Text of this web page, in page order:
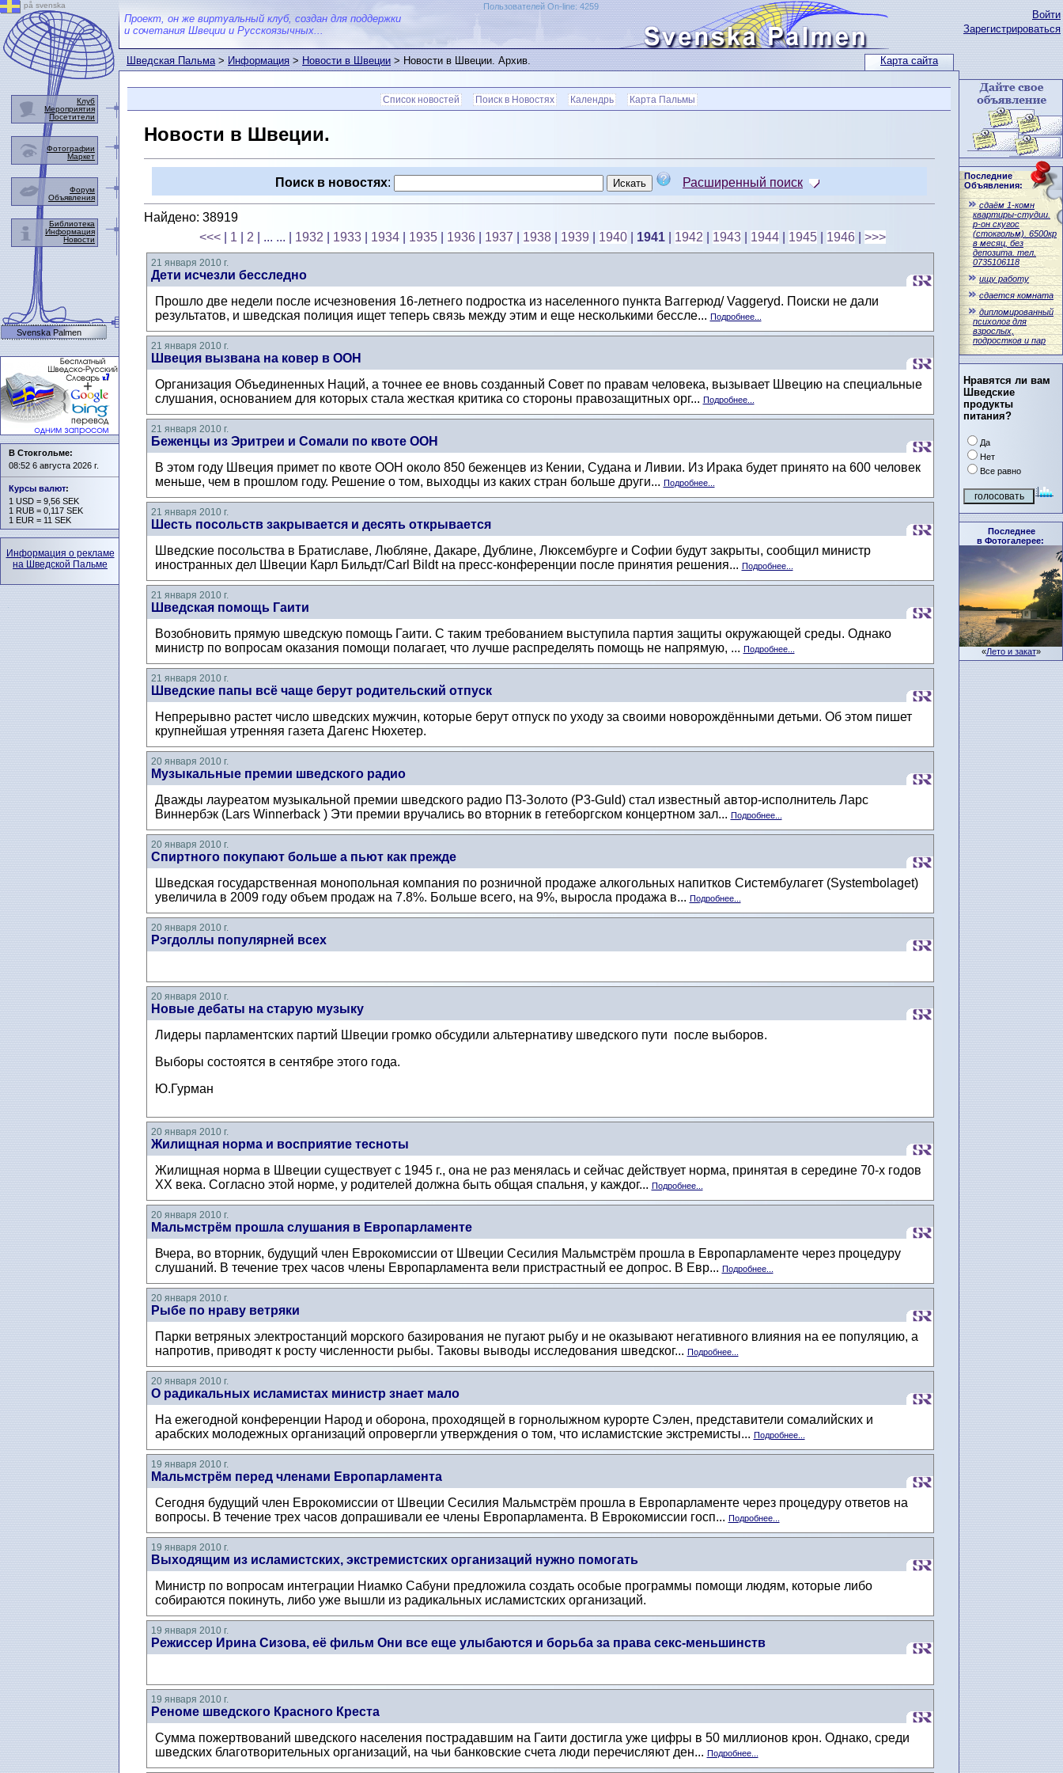
Карта сайта
Войти
Зарегистрироваться
Последние
Объявления:
сдаём 1-комн
квартиры-студии.
р-он скугос
(стокгольм). 6500кр
в месяц, без
депозита. тел.
0735106118
ищу работу
сдается комната
дипломированный
психолог для
взрослых,
подростков и пар
Нравятся ли вам
Шведские
продукты
питания?
Да
Нет
Все равно
Последнее
в Фотогалерее:
«Лето и закат»
Проект, он же виртуальный клуб, создан для поддержки
и сочетания Швеции и Русскоязычных...
Пользователей On-line: 4259
Шведская Пальма>Информация>Новости в Швеции> Новости в Швеции. Архив.
Список новостей Поиск в Новостях Календрь Карта Пальмы
Новости в Швеции.
Поиск в новостях: Расширенный поиск
Найдено: 38919
<<<
1 2 | ... ... 1932 1933 1934 1935 1936 1937 1938 1939 1940 1941 1942 1943 1944 1945 1946 >>>
21 января 2010 г.
Дети исчезли бесследно
Прошло две недели после исчезновения 16-летнего подростка из населенного пункта Ваггерюд/ Vaggeryd. Поиски не дали
результатов, и шведская полиция ищет теперь связь между этим и еще несколькими бессле... Подробнее...
21 января 2010 г.
Швеция вызвана на ковер в ООН
Организация Объединенных Наций, а точнее ее вновь созданный Совет по правам человека, вызывает Швецию на специальные
слушания, основанием для которых стала жесткая критика со стороны правозащитных орг... Подробнее...
21 января 2010 г.
Беженцы из Эритреи и Сомали по квоте ООН
В этом году Швеция примет по квоте ООН около 850 беженцев из Кении, Судана и Ливии. Из Ирака будет принято на 600 человек
меньше, чем в прошлом году. Решение о том, выходцы из каких стран больше други... Подробнее...
21 января 2010 г.
Шесть посольств закрывается и десять открывается
Шведские посольства в Братиславе, Любляне, Дакаре, Дублине, Люксембурге и Софии будут закрыты, сообщил министр
иностранных дел Швеции Карл Бильдт/Carl Bildt на пресс-конференции после принятия решения... Подробнее...
21 января 2010 г.
Шведская помощь Гаити
Возобновить прямую шведскую помощь Гаити. С таким требованием выступила партия защиты окружающей среды. Однако
министр по вопросам оказания помощи полагает, что лучше распределять помощь не напрямую, ... Подробнее...
21 января 2010 г.
Шведские папы всё чаще берут родительский отпуск
Непрерывно растет число шведских мужчин, которые берут отпуск по уходу за своими новорождёнными детьми. Об этом пишет
крупнейшая утренняя газета Дагенс Нюхетер.
20 января 2010 г.
Музыкальные премии шведского радио
Дважды лауреатом музыкальной премии шведского радио П3-Золото (P3-Guld) стал известный автор-исполнитель Ларс
Виннербэк (Lars Winnerback ) Эти премии вручались во вторник в гетеборгском концертном зал... Подробнее...
20 января 2010 г.
Спиртного покупают больше а пьют как прежде
Шведская государственная монопольная компания по розничной продаже алкогольных напитков Систембулагет (Systembolaget)
увеличила в 2009 году объем продаж на 7.8%. Больше всего, на 9%, выросла продажа в... Подробнее...
20 января 2010 г.
Рэгдоллы популярней всех
20 января 2010 г.
Новые дебаты на старую музыку
Лидеры парламентских партий Швеции громко обсудили альтернативу шведского пути после выборов.
Выборы состоятся в сентябре этого года.
Ю.Гурман
20 января 2010 г.
Жилищная норма и восприятие тесноты
Жилищная норма в Швеции существует с 1945 г., она не раз менялась и сейчас действует норма, принятая в середине 70-х годов
ХХ века. Согласно этой норме, у родителей должна быть общая спальня, у каждог... Подробнее...
20 января 2010 г.
Мальмстрём прошла слушания в Европарламенте
Вчера, во вторник, будущий член Еврокомиссии от Швеции Сесилия Мальмстрём прошла в Европарламенте через процедуру
слушаний. В течение трех часов члены Европарламента вели пристрастный ее допрос. В Евр... Подробнее...
20 января 2010 г.
Рыбе по нраву ветряки
Парки ветряных электростанций морского базирования не пугают рыбу и не оказывают негативного влияния на ее популяцию, а
напротив, приводят к росту численности рыбы. Таковы выводы исследования шведског... Подробнее...
20 января 2010 г.
О радикальных исламистах министр знает мало
На ежегодной конференции Народ и оборона, проходящей в горнолыжном курорте Сэлен, представители сомалийских и
арабских молодежных организаций опровергли утверждения о том, что исламистские экстремисты... Подробнее...
19 января 2010 г.
Мальмстрём перед членами Европарламента
Сегодня будущий член Еврокомиссии от Швеции Сесилия Мальмстрём прошла в Европарламенте через процедуру ответов на
вопросы. В течение трех часов допрашивали ее члены Европарламента. В Еврокомиссии госп... Подробнее...
19 января 2010 г.
Выходящим из исламистских, экстремистских организаций нужно помогать
Министр по вопросам интеграции Ниамко Сабуни предложила создать особые программы помощи людям, которые либо
собираются покинуть, либо уже вышли из радикальных исламистских организаций.
19 января 2010 г.
Режиссер Ирина Сизова, её фильм Они все еще улыбаются и борьба за права секс-меньшинств
19 января 2010 г.
Реноме шведского Красного Креста
Сумма пожертвований шведского населения пострадавшим на Гаити достигла уже цифры в 50 миллионов крон. Однако, среди
шведских благотворительных организаций, на чьи банковские счета люди перечисляют ден... Подробнее...
på svenska
Клуб
Мероприятия
Посетители
Фотографии
Маркет
Форум
Объявления
Библиотека
Информация
Новости
Svenska Palmen
В Стокгольме:
08:52 6 августа 2026 г.
Курсы валют:
1 USD = 9,56 SEK
1 RUB = 0,117 SEK
1 EUR = 11 SEK
Информация о рекламе
на Шведской Пальме